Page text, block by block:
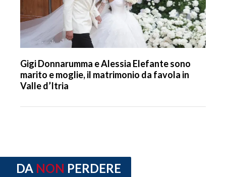
Gigi Donnarumma e Alessia Elefante sono
marito e moglie, il matrimonio da favola in
Valle d’Itria
DA NON PERDERE